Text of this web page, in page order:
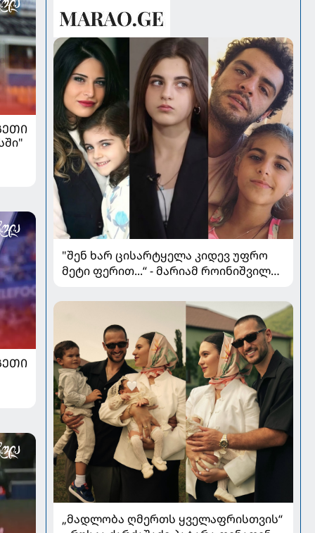
პედიატრ სალომე ახვლედიანის
რჩევები
"შენ ხარ ცისარტყელა კიდევ უფრო
მეტი ფერით...“ - მარიამ როინიშვილის
„მადლობა ღმერთს ყველაფრისთვის“